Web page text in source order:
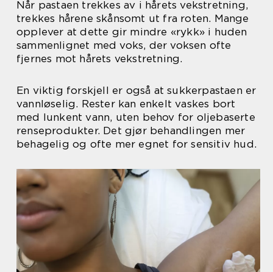
Når pastaen trekkes av i hårets vekstretning,
trekkes hårene skånsomt ut fra roten. Mange
opplever at dette gir mindre «rykk» i huden
sammenlignet med voks, der voksen ofte
fjernes mot hårets vekstretning.
En viktig forskjell er også at sukkerpastaen er
vannløselig. Rester kan enkelt vaskes bort
med lunkent vann, uten behov for oljebaserte
renseprodukter. Det gjør behandlingen mer
behagelig og ofte mer egnet for sensitiv hud.